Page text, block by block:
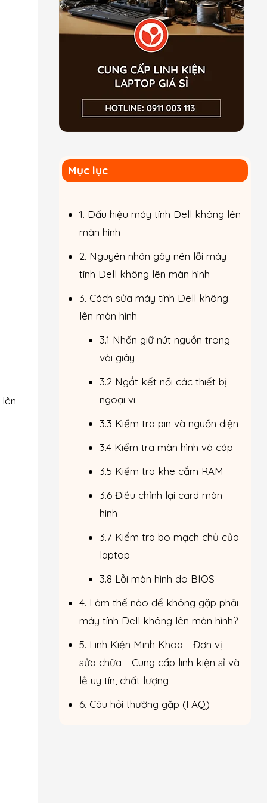
Mục lục
1. Dấu hiệu máy tính Dell không lên
màn hình
2. Nguyên nhân gây nên lỗi máy
tính Dell không lên màn hình
3. Cách sửa máy tính Dell không
lên màn hình
3.1 Nhấn giữ nút nguồn trong
vài giây
3.2 Ngắt kết nối các thiết bị
ngoại vi
3.3 Kiểm tra pin và nguồn điện
3.4 Kiểm tra màn hình và cáp
3.5 Kiểm tra khe cắm RAM
3.6 Điều chỉnh lại card màn
hình
3.7 Kiểm tra bo mạch chủ của
laptop
3.8 Lỗi màn hình do BIOS
4. Làm thế nào để không gặp phải
máy tính Dell không lên màn hình?
5. Linh Kiện Minh Khoa - Đơn vị
sửa chữa - Cung cấp linh kiện sỉ và
lẻ uy tín, chất lượng
6. Câu hỏi thường gặp (FAQ)